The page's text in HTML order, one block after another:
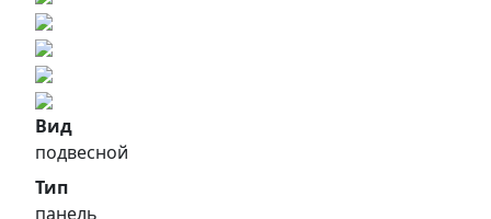
Вид
подвесной
Тип
панель